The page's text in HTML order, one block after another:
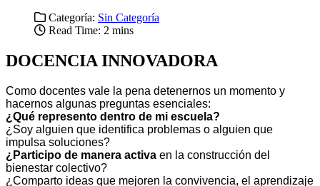
Categoría: Sin Categoría
Read Time: 2 mins
DOCENCIA INNOVADORA
Como docentes vale la pena detenernos un momento y
hacernos algunas preguntas esenciales:
¿Qué represento dentro de mi escuela?
¿Soy alguien que identifica problemas o alguien que
impulsa soluciones?
¿Participo de manera activa en la construcción del
bienestar colectivo?
¿Comparto ideas que mejoren la convivencia, el aprendizaje